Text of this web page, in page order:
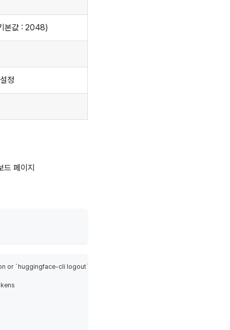
본값 : 2048)
정
`huggingface-cli logout` if you want to log out.